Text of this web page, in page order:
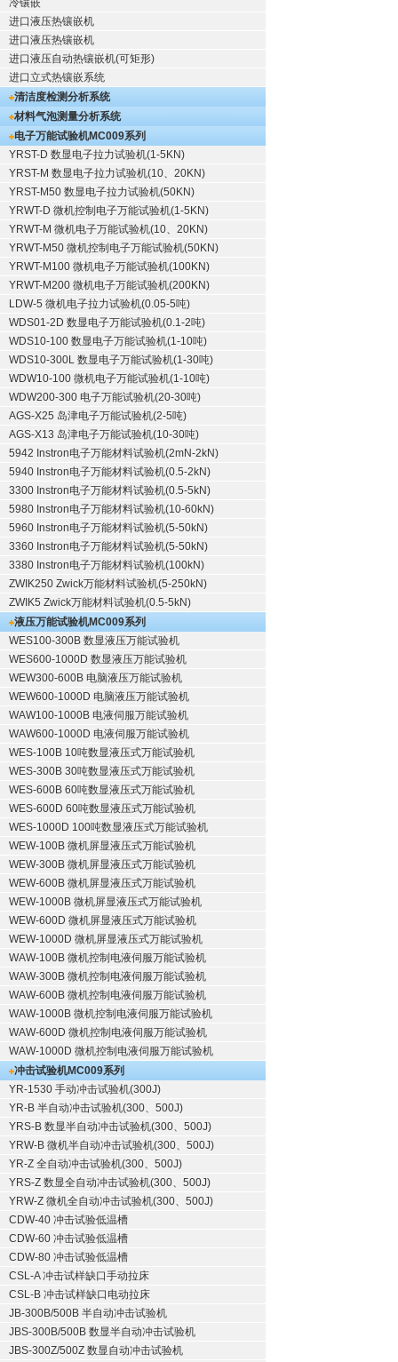
冷镶嵌
进口液压热镶嵌机
进口液压热镶嵌机
进口液压自动热镶嵌机(可矩形)
进口立式热镶嵌系统
清洁度检测分析系统
材料气泡测量分析系统
电子万能试验机MC009系列
YRST-D 数显电子拉力试验机(1-5KN)
YRST-M 数显电子拉力试验机(10、20KN)
YRST-M50 数显电子拉力试验机(50KN)
YRWT-D 微机控制电子万能试验机(1-5KN)
YRWT-M 微机电子万能试验机(10、20KN)
YRWT-M50 微机控制电子万能试验机(50KN)
YRWT-M100 微机电子万能试验机(100KN)
YRWT-M200 微机电子万能试验机(200KN)
LDW-5 微机电子拉力试验机(0.05-5吨)
WDS01-2D 数显电子万能试验机(0.1-2吨)
WDS10-100 数显电子万能试验机(1-10吨)
WDS10-300L 数显电子万能试验机(1-30吨)
WDW10-100 微机电子万能试验机(1-10吨)
WDW200-300 电子万能试验机(20-30吨)
AGS-X25 岛津电子万能试验机(2-5吨)
AGS-X13 岛津电子万能试验机(10-30吨)
5942 Instron电子万能材料试验机(2mN-2kN)
5940 Instron电子万能材料试验机(0.5-2kN)
3300 Instron电子万能材料试验机(0.5-5kN)
5980 Instron电子万能材料试验机(10-60kN)
5960 Instron电子万能材料试验机(5-50kN)
3360 Instron电子万能材料试验机(5-50kN)
3380 Instron电子万能材料试验机(100kN)
ZWIK250 Zwick万能材料试验机(5-250kN)
ZWIK5 Zwick万能材料试验机(0.5-5kN)
液压万能试验机MC009系列
WES100-300B 数显液压万能试验机
WES600-1000D 数显液压万能试验机
WEW300-600B 电脑液压万能试验机
WEW600-1000D 电脑液压万能试验机
WAW100-1000B 电液伺服万能试验机
WAW600-1000D 电液伺服万能试验机
WES-100B 10吨数显液压式万能试验机
WES-300B 30吨数显液压式万能试验机
WES-600B 60吨数显液压式万能试验机
WES-600D 60吨数显液压式万能试验机
WES-1000D 100吨数显液压式万能试验机
WEW-100B 微机屏显液压式万能试验机
WEW-300B 微机屏显液压式万能试验机
WEW-600B 微机屏显液压式万能试验机
WEW-1000B 微机屏显液压式万能试验机
WEW-600D 微机屏显液压式万能试验机
WEW-1000D 微机屏显液压式万能试验机
WAW-100B 微机控制电液伺服万能试验机
WAW-300B 微机控制电液伺服万能试验机
WAW-600B 微机控制电液伺服万能试验机
WAW-1000B 微机控制电液伺服万能试验机
WAW-600D 微机控制电液伺服万能试验机
WAW-1000D 微机控制电液伺服万能试验机
冲击试验机MC009系列
YR-1530 手动冲击试验机(300J)
YR-B 半自动冲击试验机(300、500J)
YRS-B 数显半自动冲击试验机(300、500J)
YRW-B 微机半自动冲击试验机(300、500J)
YR-Z 全自动冲击试验机(300、500J)
YRS-Z 数显全自动冲击试验机(300、500J)
YRW-Z 微机全自动冲击试验机(300、500J)
CDW-40 冲击试验低温槽
CDW-60 冲击试验低温槽
CDW-80 冲击试验低温槽
CSL-A 冲击试样缺口手动拉床
CSL-B 冲击试样缺口电动拉床
JB-300B/500B 半自动冲击试验机
JBS-300B/500B 数显半自动冲击试验机
JBS-300Z/500Z 数显自动冲击试验机